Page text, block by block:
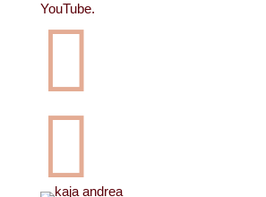
YouTube.

